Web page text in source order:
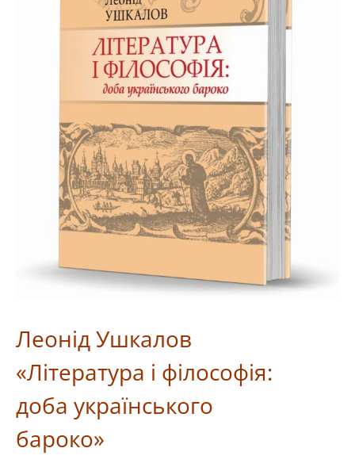
#запідтримкиУКФ
Леонід Ушкалов
«Література і філософія:
доба українського
бароко»